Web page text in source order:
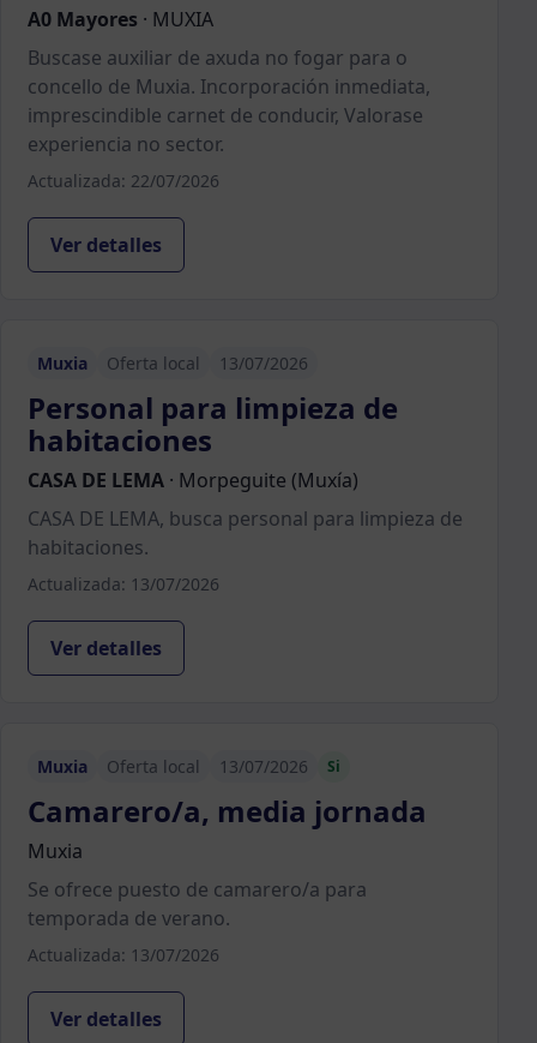
A0 Mayores · MUXIA
Buscase auxiliar de axuda no fogar para o
concello de Muxia. Incorporación inmediata,
imprescindible carnet de conducir, Valorase
experiencia no sector.
Actualizada: 22/07/2026
Ver detalles
Muxia Oferta local 13/07/2026
Personal para limpieza de
habitaciones
CASA DE LEMA · Morpeguite (Muxía)
CASA DE LEMA, busca personal para limpieza de
habitaciones.
Actualizada: 13/07/2026
Ver detalles
Muxia Oferta local 13/07/2026 Si
Camarero/a, media jornada
Muxia
Se ofrece puesto de camarero/a para
temporada de verano.
Actualizada: 13/07/2026
Ver detalles